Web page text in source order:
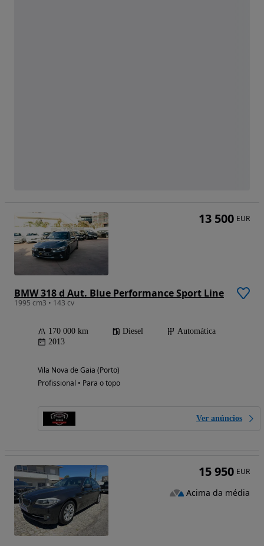
BMW 318 d Aut. Blue Performance Sport Line
1995 cm3 • 143 cv
170 000 km Diesel
Automática
2013
Vila Nova de Gaia (Porto)
Profissional • Para o topo
Ver anúncios
13 500 EUR
15 950 EUR
Acima da média